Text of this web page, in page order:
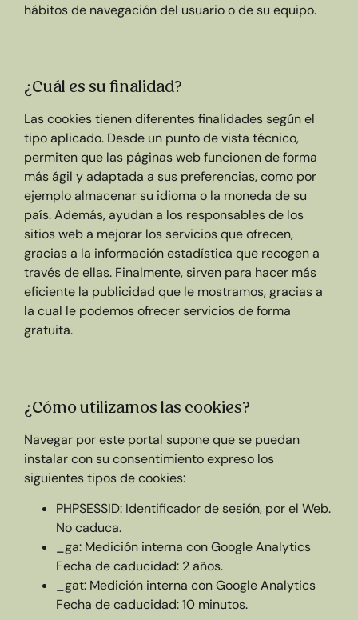
hábitos de navegación del usuario o de su equipo.
¿Cuál es su finalidad?
Las cookies tienen diferentes finalidades según el
tipo aplicado. Desde un punto de vista técnico,
permiten que las páginas web funcionen de forma
más ágil y adaptada a sus preferencias, como por
ejemplo almacenar su idioma o la moneda de su
país. Además, ayudan a los responsables de los
sitios web a mejorar los servicios que ofrecen,
gracias a la información estadística que recogen a
través de ellas. Finalmente, sirven para hacer más
eficiente la publicidad que le mostramos, gracias a
la cual le podemos ofrecer servicios de forma
gratuita.
¿Cómo utilizamos las cookies?
Navegar por este portal supone que se puedan
instalar con su consentimiento expreso los
siguientes tipos de cookies:
PHPSESSID: Identificador de sesión, por el Web.
No caduca.
_ga: Medición interna con Google Analytics
Fecha de caducidad: 2 años.
_gat: Medición interna con Google Analytics
Fecha de caducidad: 10 minutos.